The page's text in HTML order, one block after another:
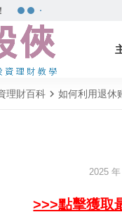
理財百科 如何利用退休
2025
>>>點擊獲取